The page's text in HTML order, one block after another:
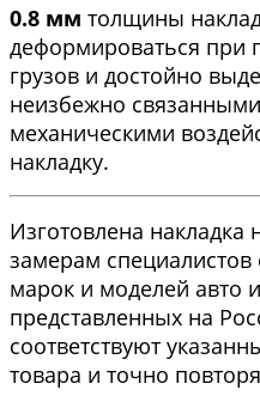
0.8 мм толщины
деформироваться при
грузов и достойно
неизбежно
механическими
накладку.
Изготовлена
замерам специалистов
марок и моделей авто
представленных на
соответствуют
товара и точно